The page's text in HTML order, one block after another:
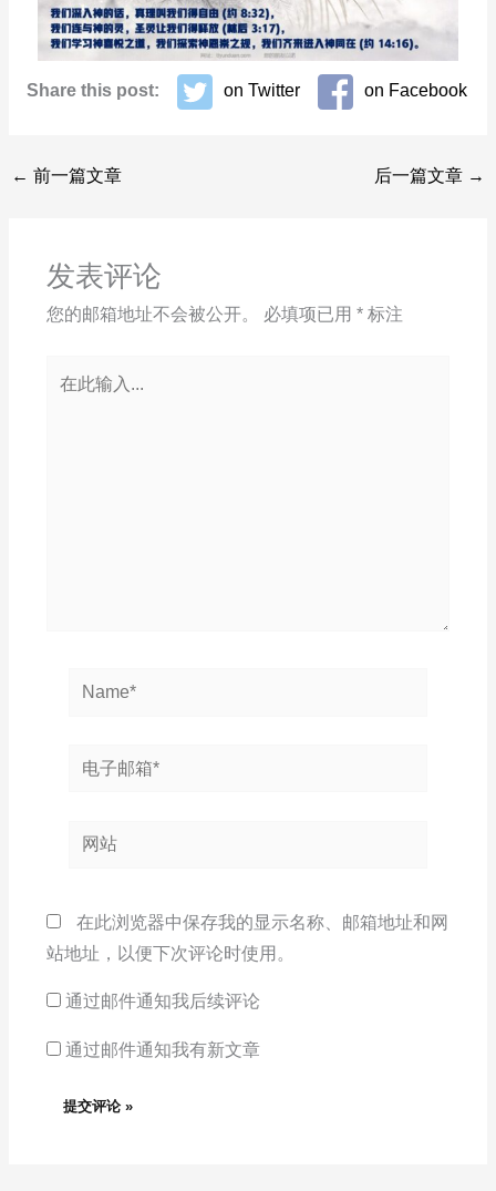
Share this post: on Twitter on Facebook
← 前一篇文章 后一篇文章 →
发表评论
您的邮箱地址不会被公开。 必填项已用 *标注
Name*
电
箱
网
在此浏览器中保存我的显示名称、邮箱地址和网
站地址，以便下次评论时使用。
通过邮件通知我后续评论
通过邮件通知我有新文章